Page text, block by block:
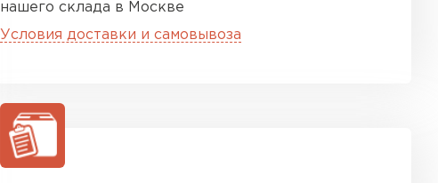
нашего склада в Москве
Условия доставки и самовывоза